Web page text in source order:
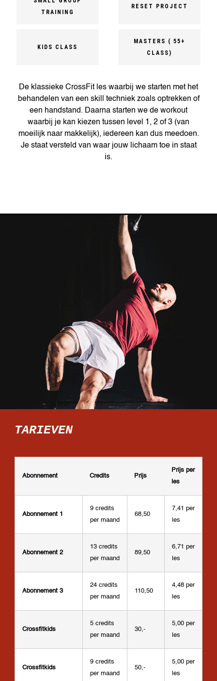
TRAINING
RESET PROJECT
KIDS CLASS
MASTERS ( 55+
CLASS)
De klassieke CrossFit les waarbij we starten met het
behandelen van een skill techniek zoals optrekken of
een handstand. Daarna starten we de workout
waarbij je kan kiezen tussen level 1, 2 of 3 (van
moeilijk naar makkelijk), iedereen kan dus meedoen.
Je staat versteld van waar jouw lichaam toe in staat
is.
TARIEVEN
Abonnement Credits Prijs
Prijs per
les
Abonnement 1
9 credits
per maand
68,50
7,41 per
les
Abonnement 2
13 credits
per maand
89,50
6,71 per
les
Abonnement 3
24 credits
per maand
110,50
4,48 per
les
Crossfitkids
5 credits
per maand
30,-
5,00 per
les
Crossfitkids
9 credits
per maand
50,-
5,00 per
les